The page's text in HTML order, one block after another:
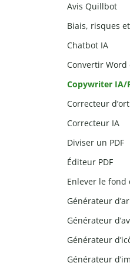
Avis Quillbot
Biais, risques
Chatbot IA
Convertir Word
Copywriter IA/
Correcteur
Correcteur IA
Diviser un PDF
Éditeur PDF
Enlever le fond
Générateur
Générateur
Générateur
Générateur